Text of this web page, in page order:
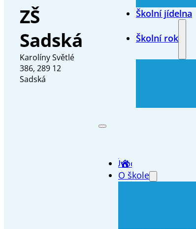
ZŠ
Sadská
Karolíny Světlé
386, 289 12
Sadská
Školní jídelna
Školní rok
Úvod
O škole